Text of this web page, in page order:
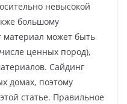
невысокой
большому
материал может быть
ценных пород),
Сайдинг
домах, поэтому
статье. Правильное